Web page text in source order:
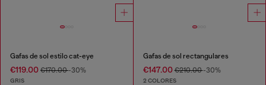
Gafas de sol estilo cat-eye
€119.00 €170.00-30%
GRIS
Gafas de sol rectangulares
€147.00€210.00-30%
2 COLORES